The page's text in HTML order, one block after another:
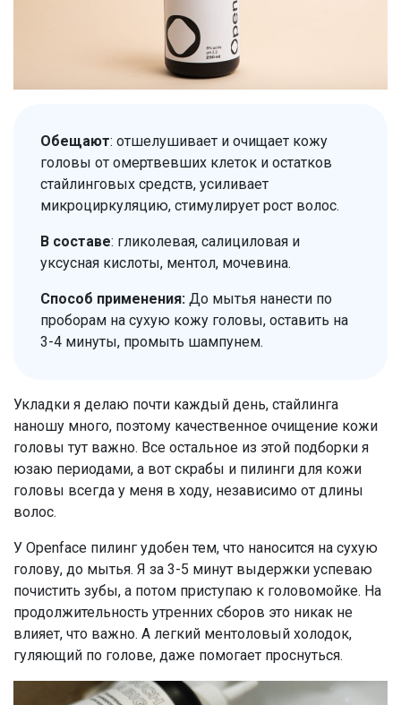
Обещают: отшелушивает и очищает кожу
головы от омертвевших клеток и остатков
стайлинговых средств, усиливает
микроциркуляцию, стимулирует рост волос.
В составе: гликолевая, салициловая и
уксусная кислоты, ментол, мочевина.
Способ применения: До мытья нанести по
проборам на сухую кожу головы, оставить на
3-4 минуты, промыть шампунем.
Укладки я делаю почти каждый день, стайлинга
наношу много, поэтому качественное очищение кожи
головы тут важно. Все остальное из этой подборки я
юзаю периодами, а вот скрабы и пилинги для кожи
головы всегда у меня в ходу, независимо от длины
волос.
У Openface пилинг удобен тем, что наносится на сухую
голову, до мытья. Я за 3-5 минут выдержки успеваю
почистить зубы, а потом приступаю к головомойке. На
продолжительность утренних сборов это никак не
влияет, что важно. А легкий ментоловый холодок,
гуляющий по голове, даже помогает проснуться.